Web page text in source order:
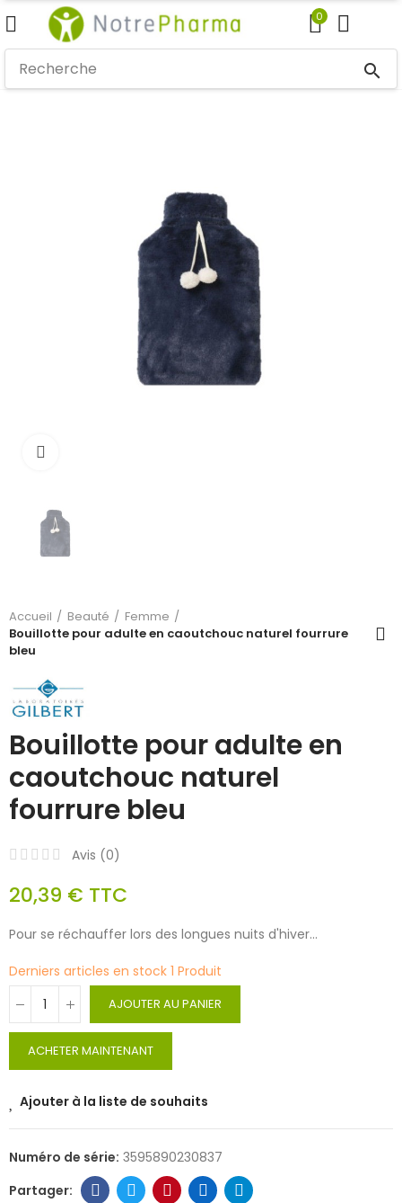
0
search
Accueil Beauté
Femme
Bouillotte pour adulte en caoutchouc naturel fourrure
bleu
Bouillotte pour adulte en
caoutchouc naturel
fourrure bleu
Avis (0)
20,39 € TTC
Pour se réchauffer lors des longues nuits d'hiver...
Derniers articles en stock 1 Produit
AJOUTER AU PANIER
ACHETER MAINTENANT
Ajouter à la liste de souhaits
Numéro de série: 3595890230837